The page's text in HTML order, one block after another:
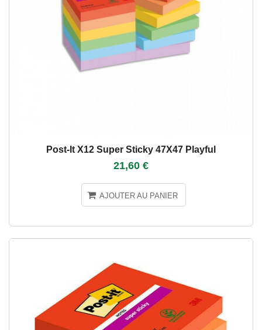
Post-It X12 Super Sticky 47X47 Playful
21,60 €
AJOUTER AU PANIER